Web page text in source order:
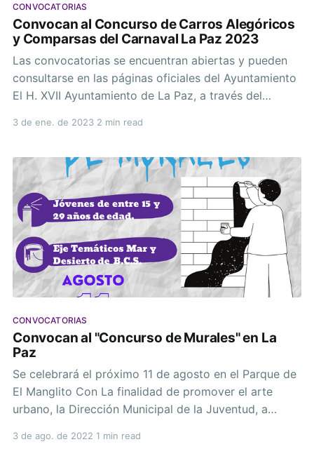
CONVOCATORIAS
Convocan al Concurso de Carros Alegóricos
y Comparsas del Carnaval La Paz 2023
Las convocatorias se encuentran abiertas y pueden
consultarse en las páginas oficiales del Ayuntamiento
El H. XVII Ayuntamiento de La Paz, a través del
Alegría”, invita a empresas comerciales, instituciones
asociaciones civiles, sindicatos, cámaras
3 de ene. de 2023 2 min read
CONVOCATORIAS
Convocan al "Concurso de Murales" en La
Paz
Se celebrará el próximo 11 de agosto en el Parque de
El Manglito Con La finalidad de promover el arte
urbano, la Dirección Municipal de la Juventud, a
convoca a los jóvenes que tengan el gusto por
3 de ago. de 2022 1 min read